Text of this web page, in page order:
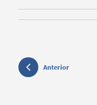
Anterior